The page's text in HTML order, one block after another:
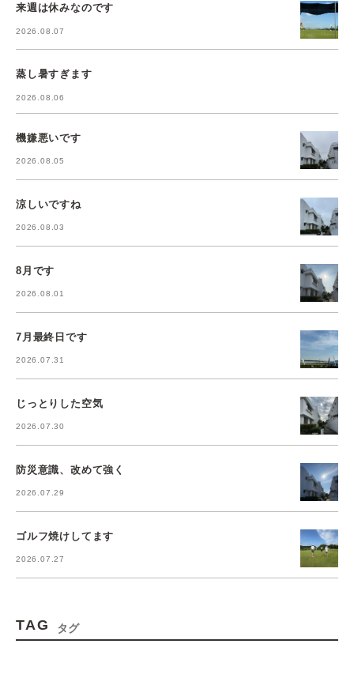
来週は休みなのです
2026.08.07
蒸し暑すぎます
2026.08.06
機嫌悪いです
2026.08.05
涼しいですね
2026.08.03
8月です
2026.08.01
7月最終日です
2026.07.31
じっとりした空気
2026.07.30
防災意識、改めて強く
2026.07.29
ゴルフ焼けしてます
2026.07.27
TAG タグ